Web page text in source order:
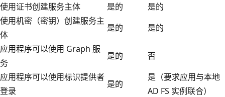
使用证书创建服务主体
是的
是的
使用机密（密钥）创建服务主
体
是的
是的
应用程序可以使用 Graph 服
务
是的
否
应用程序可以使用标识提供者
登录
是的
是（要求应用与本地
AD FS 实例联合）